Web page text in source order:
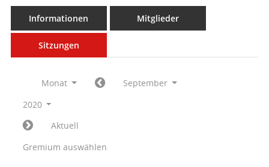
Informationen Mitglieder
Sitzungen
Monat
September
2020
Aktuell
Gremium auswählen